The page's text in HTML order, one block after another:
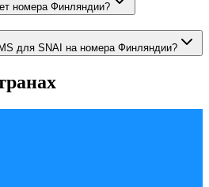
номера Финляндии?
для SNAI на номера Финляндии?